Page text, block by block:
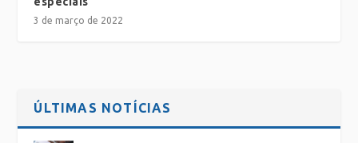
3 de março de 2022
ÚLTIMAS NOTÍCIAS